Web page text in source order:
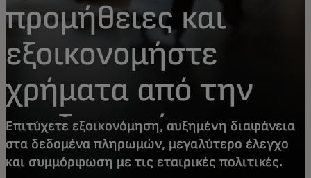
προμήθειες και
εξοικονομήστε
χρήματα από την
επεξεργασία
πληρωμών
Επιτύχετε εξοικονόμηση, αυξημένη διαφάνεια
στα δεδομένα πληρωμών, μεγαλύτερο έλεγχο
και συμμόρφωση με τις εταιρικές πολιτικές.